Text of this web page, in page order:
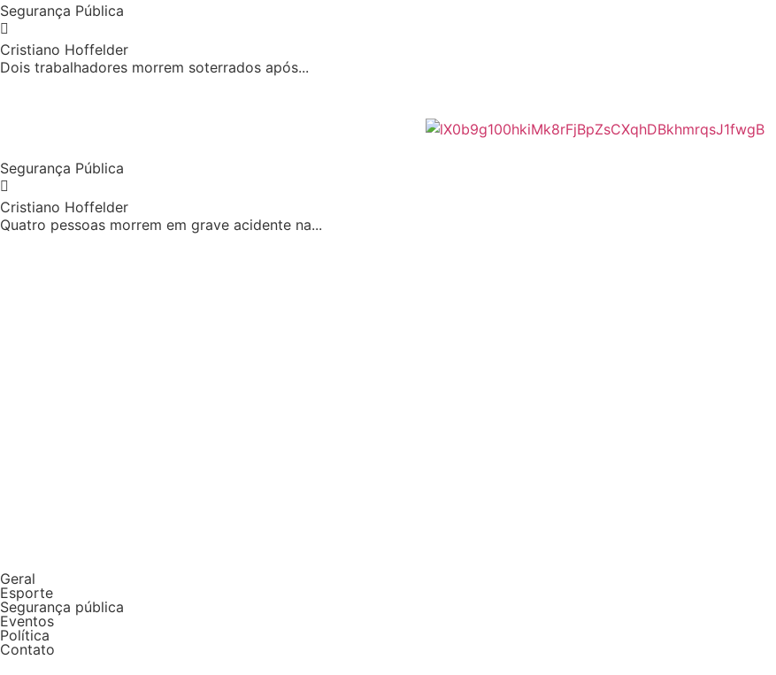
Segurança Pública
Cristiano Hoffelder
Dois trabalhadores morrem soterrados após...
Segurança Pública
Cristiano Hoffelder
Quatro pessoas morrem em grave acidente na...
Geral
Esporte
Segurança pública
Eventos
Política
Contato